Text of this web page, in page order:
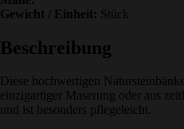
Gewicht / Einheit: Stück
Beschreibung
Diese hochwertigen
einzigartiger Maserung oder aus
und ist besonders pflegeleicht.